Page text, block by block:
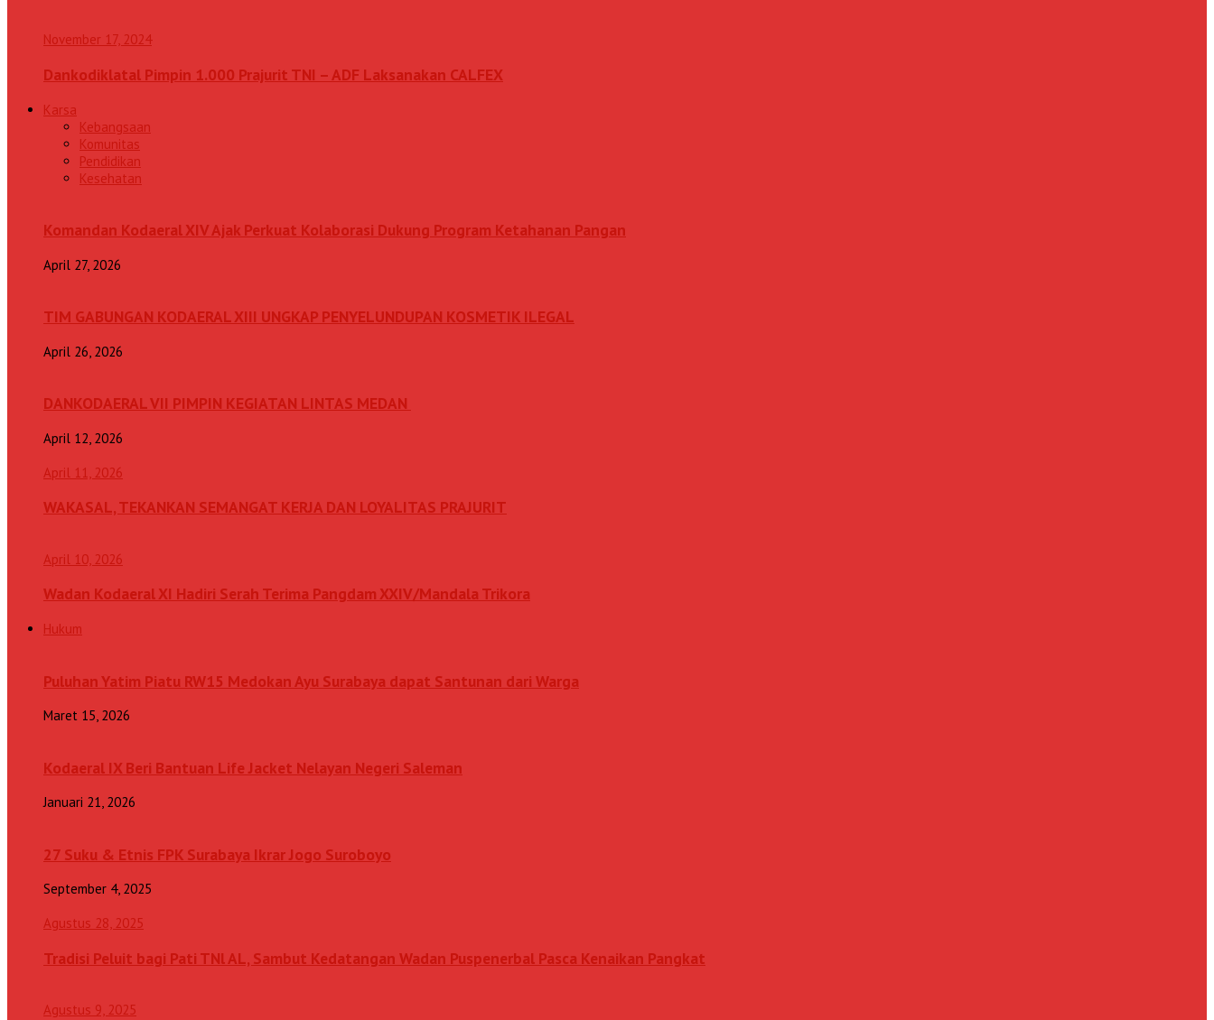
November 17, 2024
Dankodiklatal Pimpin 1.000 Prajurit TNI – ADF Laksanakan CALFEX
Karsa
Kebangsaan
Komunitas
Pendidikan
Kesehatan
Komandan Kodaeral XIV Ajak Perkuat Kolaborasi Dukung Program Ketahanan Pangan
April 27, 2026
TIM GABUNGAN KODAERAL XIII UNGKAP PENYELUNDUPAN KOSMETIK ILEGAL
April 26, 2026
DANKODAERAL VII PIMPIN KEGIATAN LINTAS MEDAN
April 12, 2026
April 11, 2026
WAKASAL, TEKANKAN SEMANGAT KERJA DAN LOYALITAS PRAJURIT
April 10, 2026
Wadan Kodaeral XI Hadiri Serah Terima Pangdam XXIV/Mandala Trikora
Hukum
Puluhan Yatim Piatu RW15 Medokan Ayu Surabaya dapat Santunan dari Warga
Maret 15, 2026
Kodaeral IX Beri Bantuan Life Jacket Nelayan Negeri Saleman
Januari 21, 2026
27 Suku & Etnis FPK Surabaya Ikrar Jogo Suroboyo
September 4, 2025
Agustus 28, 2025
Tradisi Peluit bagi Pati TNl AL, Sambut Kedatangan Wadan Puspenerbal Pasca Kenaikan Pangkat
Agustus 9, 2025